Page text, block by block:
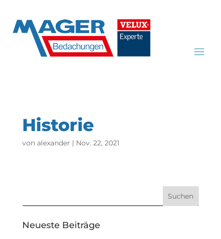
Historie
von alexander | Nov. 22, 2021
Neueste Beiträge